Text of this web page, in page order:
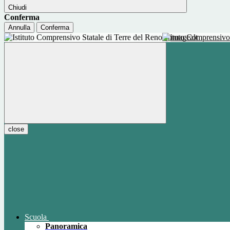
Chiudi
Conferma
Annulla Conferma
Istituto
close
Scuola
Panoramica